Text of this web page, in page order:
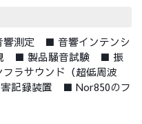
測定 ■ 音響インテンシ
■ 製品騒音試験 ■ 振
サウンド（超低周波
記録装置 ■ Nor850のフ